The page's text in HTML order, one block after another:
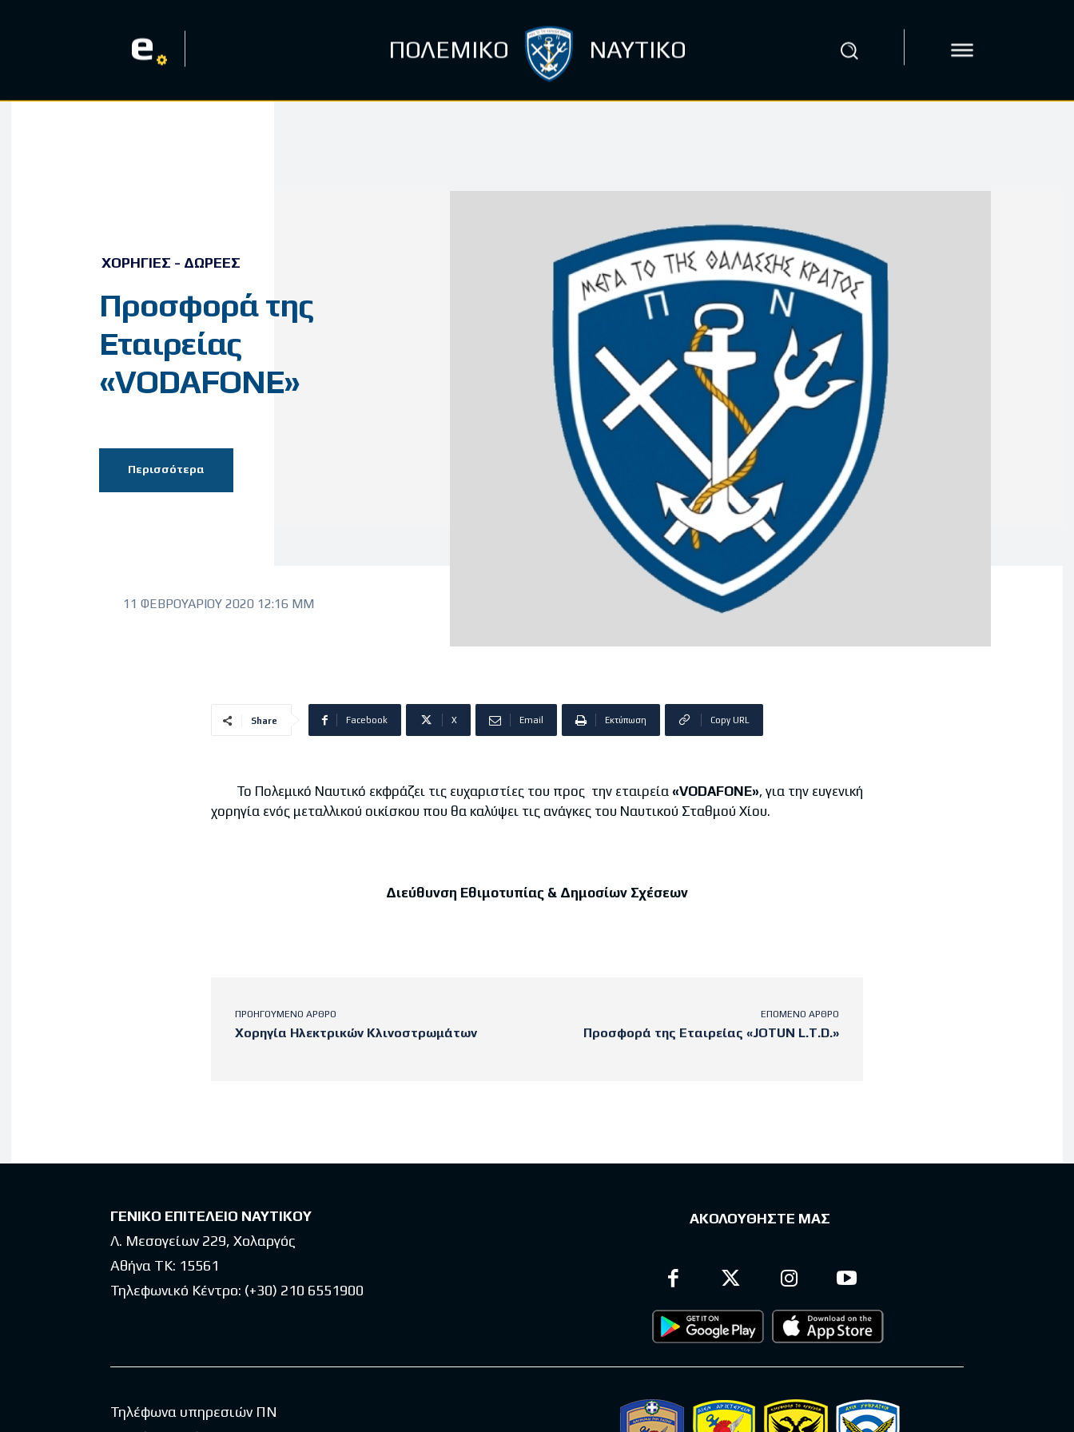
e ΠΟΛΕΜΙΚΟ ΝΑΥΤΙΚΟ
ΧΟΡΗΓΊΕΣ - ΔΩΡΕΈΣ
Προσφορά της
Εταιρείας
«VODAFONE»
Περισσότερα
11 ΦΕΒΡΟΥΑΡΊΟΥ 2020 12:16 ΜΜ
Share Facebook X Email Εκτύπωση Copy URL
Το Πολεμικό Ναυτικό εκφράζει τις ευχαριστίες του προς την εταιρεία «VODAFONE», για την ευγενική
χορηγία ενός μεταλλικού οικίσκου που θα καλύψει τις ανάγκες του Ναυτικού Σταθμού Χίου.
Διεύθυνση Εθιμοτυπίας & Δημοσίων Σχέσεων
ΠΡΟΗΓΟΎΜΕΝΟ ΆΡΘΡΟ
Χορηγία Ηλεκτρικών Κλινοστρωμάτων
ΕΠΌΜΕΝΟ ΆΡΘΡΟ
Προσφορά της Εταιρείας «JOTUN L.T.D.»
ΓΕΝΙΚΟ ΕΠΙΤΕΛΕΙΟ ΝΑΥΤΙΚΟΥ
Λ. Μεσογείων 229, Χολαργός
Αθήνα ΤΚ: 15561
Τηλεφωνικό Κέντρο: (+30) 210 6551900
ΑΚΟΛΟΥΘΗΣΤΕ ΜΑΣ
Τηλέφωνα υπηρεσιών ΠΝ